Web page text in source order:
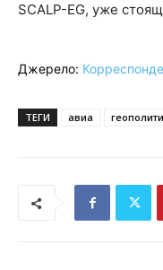
SCALP-EG, уже
Джерело:
ТЕГИ авиа